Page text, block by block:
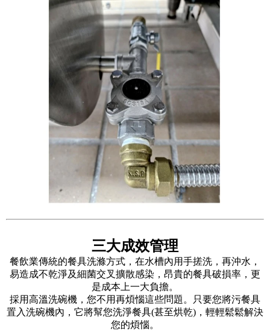
三大成效管理
餐飲業傳統的餐具洗滌方式，在水槽內用手搓洗，再沖水，
易造成不乾淨及細菌交叉擴散感染，昂貴的餐具破損率，更
是成本上一大負擔。
採用高溫洗碗機，您不用再煩惱這些問題。只要您將污餐具
置入洗碗機內，它將幫您洗淨餐具(甚至烘乾)，輕輕鬆鬆解決
您的煩惱。